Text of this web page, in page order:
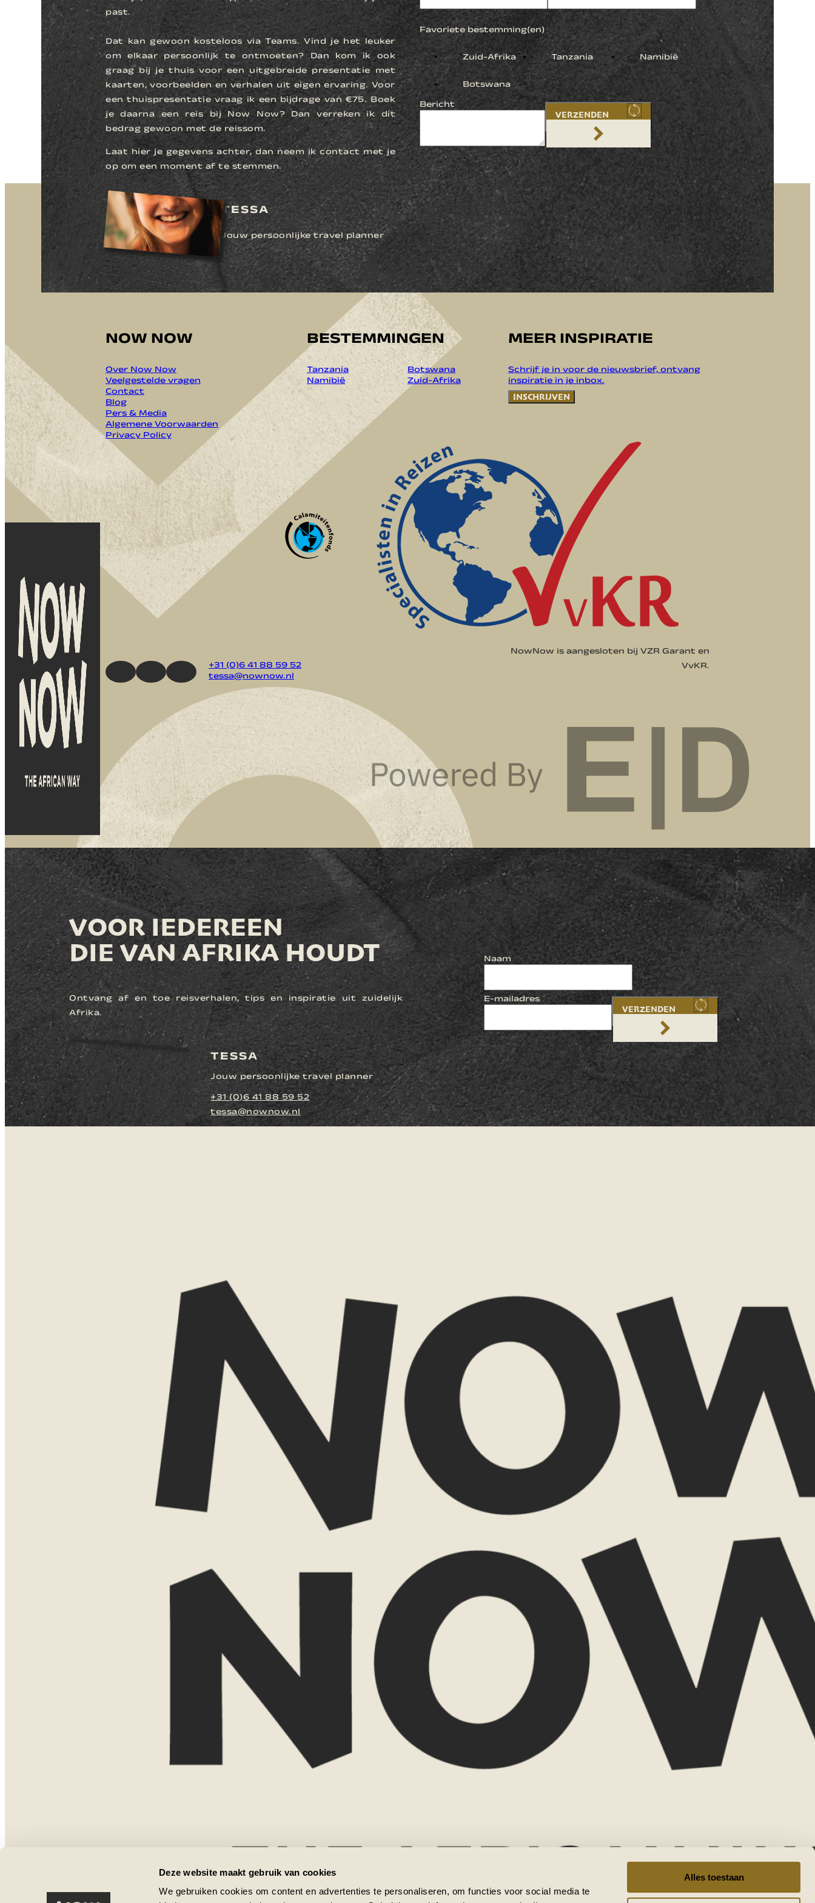
Deze website maakt gebruik van cookies
We gebruiken cookies om content en advertenties te personaliseren, om functies voor social media te
Alles toestaan
past.
Dat kan gewoon kosteloos via Teams. Vind je het leuker
om elkaar persoonlijk te ontmoeten? Dan kom ik ook
graag bij je thuis voor een uitgebreide presentatie met
kaarten, voorbeelden en verhalen uit eigen ervaring. Voor
een thuispresentatie vraag ik een bijdrage van €75. Boek
je daarna een reis bij Now Now? Dan verreken ik dit
bedrag gewoon met de reissom.
Laat hier je gegevens achter, dan neem ik contact met je
op om een moment af te stemmen.
TESSA
Jouw persoonlijke travel planner
Favoriete bestemming(en)
Zuid-Afrika
Tanzania
Namibië
Botswana
Bericht
VERZENDEN
NOW NOW
Over Now Now
Veelgestelde vragen
Contact
Blog
Pers & Media
Algemene Voorwaarden
Privacy Policy
BESTEMMINGEN
Tanzania Botswana
Namibië Zuid-Afrika
MEER INSPIRATIE
Schrijf je in voor de nieuwsbrief, ontvang
inspiratie in je inbox.
INSCHRIJVEN
+31 (0)6 41 88 59 52
tessa@nownow.nl
NowNow is aangesloten bij VZR Garant en
VvKR.
VOOR IEDEREEN
DIE VAN AFRIKA HOUDT
Ontvang af en toe reisverhalen, tips en inspiratie uit zuidelijk
Afrika.
TESSA
Jouw persoonlijke travel planner
+31 (0)6 41 88 59 52
tessa@nownow.nl
Naam
E-mailadres
VERZENDEN
Zie je jezelf al zitten daar? Misschien is dit jouw droomreis,
misschien is dit jouw beginpunt. Laat me weten wat je aanspreekt
en dan kijk ik graag met je mee.
Geen verplichtingen, gewoon even sparren.
TESSA
Jouw persoonlijke travel planner
+31 (0)6 41 88 59 52
tessa@nownow.nl
Reisduur
Wat spreekt je aan in deze reis?
LATEN WE
KENNISMAKEN
Misschien weet je al precies waar je naartoe wilt. Misschien ben je
nog aan het oriënteren. Allebei is helemaal goed.
Tijdens een eerste kennismaking denk ik graag met je mee over de
mogelijkheden. We bespreken bestemmingen, reistijd, routes en
het type accommodaties dat bij jullie past.
Dat kan gewoon kosteloos via Teams. Vind je het leuker om elkaar
een moment af te stemmen.
Telefoonnummer
E-mailadres
Reisgezelschap Reisduur
Favoriete bestemming(en)
Bericht